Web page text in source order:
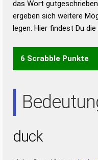
das Wort
ergeben sich weitere
legen. Hier findest Du
6 Scrabble Punkte
duck